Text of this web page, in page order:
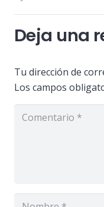
Deja una
Tu dirección de
Los campos